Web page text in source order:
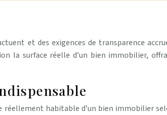
et des exigences de transparence
la surface réelle d’un bien immobilier,
habitable d’un bien immobilier